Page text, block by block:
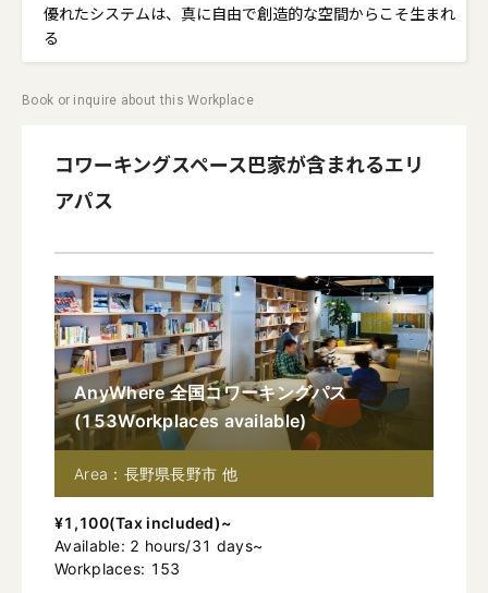
優れたシステムは、真に自由で創造的な空間からこそ生まれ
る
Book or inquire about this Workplace
コワーキングスペース巴家が含まれるエリ
アパス
AnyWhere 全国コワーキングパス
(153Workplaces available)
Area：長野県長野市 他
¥1,100(Tax included)~
Available: 2 hours/31 days~
Workplaces: 153